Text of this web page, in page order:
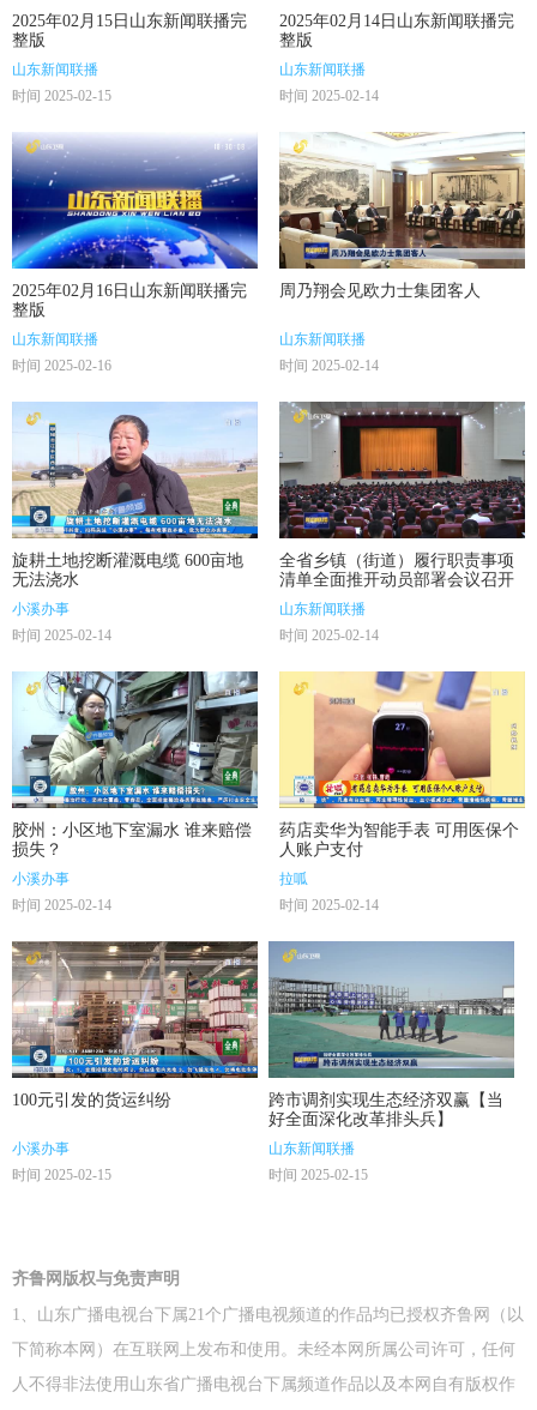
2025年02月15日山东新闻联播完
整版
山东新闻联播
时间 2025-02-15
2025年02月14日山东新闻联播完
整版
山东新闻联播
时间 2025-02-14
2025年02月16日山东新闻联播完
整版
山东新闻联播
时间 2025-02-16
周乃翔会见欧力士集团客人
山东新闻联播
时间 2025-02-14
旋耕土地挖断灌溉电缆 600亩地
无法浇水
小溪办事
时间 2025-02-14
全省乡镇（街道）履行职责事项
清单全面推开动员部署会议召开
山东新闻联播
时间 2025-02-14
胶州：小区地下室漏水 谁来赔偿
损失？
小溪办事
时间 2025-02-14
药店卖华为智能手表 可用医保个
人账户支付
拉呱
时间 2025-02-14
100元引发的货运纠纷
小溪办事
时间 2025-02-15
跨市调剂实现生态经济双赢【当
好全面深化改革排头兵】
山东新闻联播
时间 2025-02-15
齐鲁网版权与免责声明
1、山东广播电视台下属21个广播电视频道的作品均已授权齐鲁网（以
下简称本网）在互联网上发布和使用。未经本网所属公司许可，任何
人不得非法使用山东省广播电视台下属频道作品以及本网自有版权作